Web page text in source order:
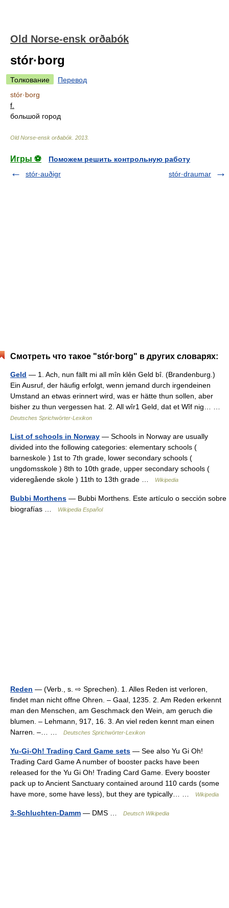
Old Norse-ensk orðabók
stór·borg
Толкование
Перевод
stór·borg
f.
большой город
Old Norse-ensk orðabók 2013
Игры ⚽
Поможем решить контрольную работу
stór·auðigr
stór·draumar
Смотреть что такое "stór·borg" в других словарях:
Geld — 1. Ach, nun fällt mi all mîn klên Geld bî. (Brandenburg.)
Ein Ausruf, der häufig erfolgt, wenn jemand durch irgendeinen
Umstand an etwas erinnert wird, was er hätte thun sollen, aber
bisher zu thun vergessen hat. 2. All wîr1 Geld, dat et Wîf nig… …
Deutsches Sprichwörter-Lexikon
List of schools in Norway — Schools in Norway are usually
divided into the following categories: elementary schools (
barneskole ) 1st to 7th grade, lower secondary schools (
ungdomsskole ) 8th to 10th grade, upper secondary schools (
videregående skole ) 11th to 13th grade …
Wikipedia
Bubbi Morthens — Bubbi Morthens. Este artículo o sección sobre
biografías …
Wikipedia Español
Reden — (Verb., s. ⇨ Sprechen). 1. Alles Reden ist verloren,
findet man nicht offne Ohren. – Gaal, 1235. 2. Am Reden erkennt
man den Menschen, am Geschmack den Wein, am geruch die
blumen. – Lehmann, 917, 16. 3. An viel reden kennt man einen
Narren. –… …
Deutsches Sprichwörter-Lexikon
Yu-Gi-Oh! Trading Card Game sets — See also Yu Gi Oh!
Trading Card Game A number of booster packs have been
released for the Yu Gi Oh! Trading Card Game. Every booster
pack up to Ancient Sanctuary contained around 110 cards (some
have more, some have less), but they are typically… …
Wikipedia
3-Schluchten-Damm — DMS … Deutsch Wikipedia